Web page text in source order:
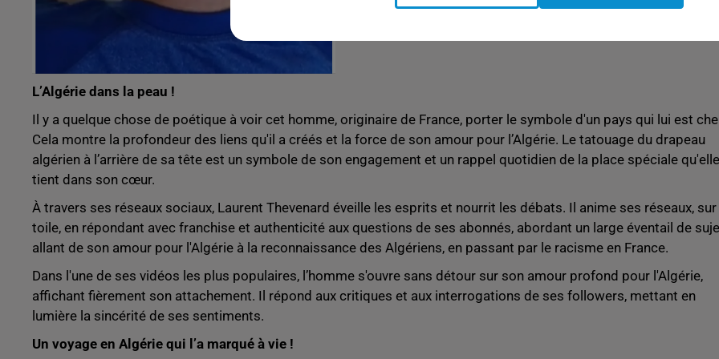
L’Algérie dans la peau !
Il y a quelque chose de poétique à voir cet homme, originaire de France, porter le symbole d'un pays qui lui est
Cela montre la profondeur des liens qu'il a créés et la force de son amour pour l’Algérie. Le tatouage du drapeau
algérien à l’arrière de sa tête est un symbole de son engagement et un rappel quotidien de la place spéciale qu'elle
tient dans son cœur.
À travers ses réseaux sociaux, Laurent Thevenard éveille les esprits et nourrit les débats. Il anime ses réseaux, sur
toile, en répondant avec franchise et authenticité aux questions de ses abonnés, abordant un large éventail de
allant de son amour pour l'Algérie à la reconnaissance des Algériens, en passant par le racisme en France.
Dans l'une de ses vidéos les plus populaires, l’homme s'ouvre sans détour sur son amour profond pour l'Algérie,
affichant fièrement son attachement. Il répond aux critiques et aux interrogations de ses followers, mettant en
lumière la sincérité de ses sentiments.
Un voyage en Algérie qui l’a marqué à vie !